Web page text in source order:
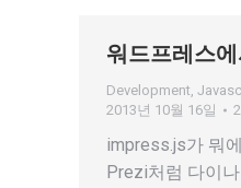
워드프레스
Development,
2013년 10월 16일
impress.js가 뭐
Prezi처럼 다이